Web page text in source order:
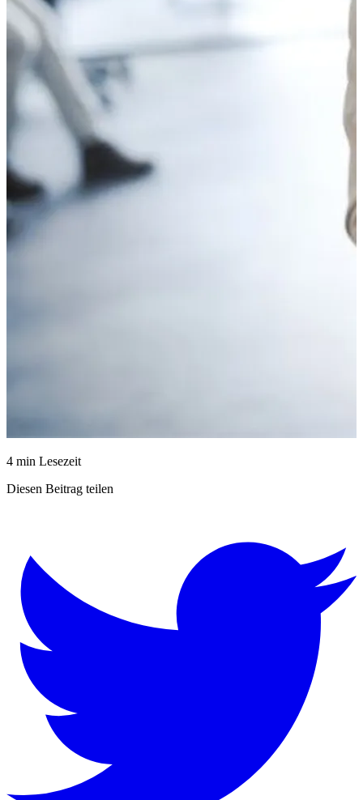
4 min Lesezeit
Diesen Beitrag teilen